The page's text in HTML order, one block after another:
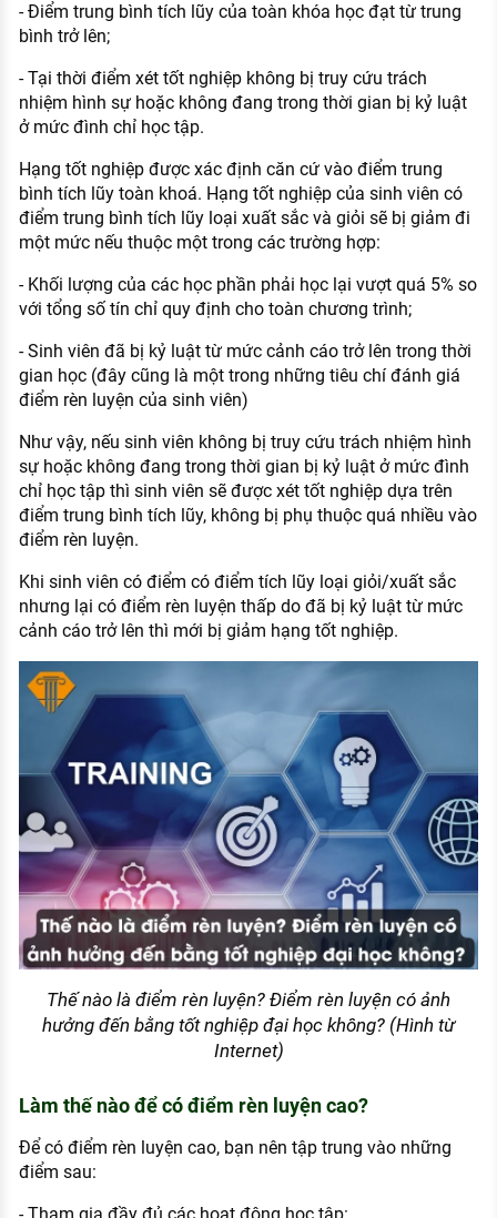
- Điểm trung bình tích lũy của toàn khóa học đạt từ trung
bình trở lên;
- Tại thời điểm xét tốt nghiệp không bị truy cứu trách
nhiệm hình sự hoặc không đang trong thời gian bị kỷ luật
ở mức đình chỉ học tập.
Hạng tốt nghiệp được xác định căn cứ vào điểm trung
bình tích lũy toàn khoá. Hạng tốt nghiệp của sinh viên có
điểm trung bình tích lũy loại xuất sắc và giỏi sẽ bị giảm đi
một mức nếu thuộc một trong các trường hợp:
- Khối lượng của các học phần phải học lại vượt quá 5% so
với tổng số tín chỉ quy định cho toàn chương trình;
- Sinh viên đã bị kỷ luật từ mức cảnh cáo trở lên trong thời
gian học (đây cũng là một trong những tiêu chí đánh giá
điểm rèn luyện của sinh viên)
Như vậy, nếu sinh viên không bị truy cứu trách nhiệm hình
sự hoặc không đang trong thời gian bị kỷ luật ở mức đình
chỉ học tập thì sinh viên sẽ được xét tốt nghiệp dựa trên
điểm trung bình tích lũy, không bị phụ thuộc quá nhiều vào
điểm rèn luyện.
Khi sinh viên có điểm có điểm tích lũy loại giỏi/xuất sắc
nhưng lại có điểm rèn luyện thấp do đã bị kỷ luật từ mức
cảnh cáo trở lên thì mới bị giảm hạng tốt nghiệp.
Thế nào là điểm rèn luyện? Điểm rèn luyện có ảnh
hưởng đến bằng tốt nghiệp đại học không? (Hình từ
Internet)
Làm thế nào để có điểm rèn luyện cao?
Để có điểm rèn luyện cao, bạn nên tập trung vào những
điểm sau: